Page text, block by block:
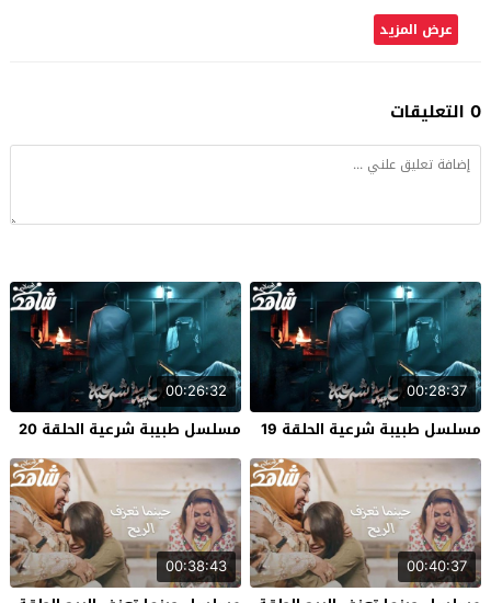
عرض المزيد
0 التعليقات
00:28:37
مسلسل طبيبة شرعية الحلقة 19
00:26:32
مسلسل طبيبة شرعية الحلقة 20
00:40:37
00:38:43